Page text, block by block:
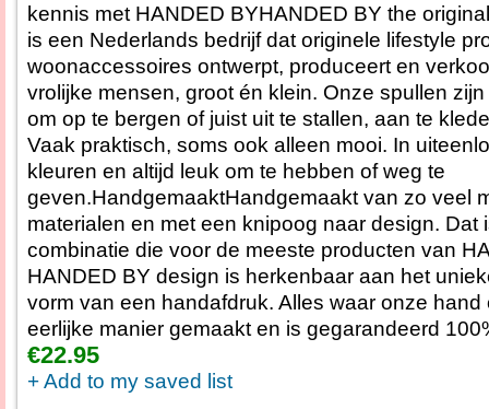
kennis met HANDED BYHANDED BY the
is een Nederlands bedrijf dat originele lifestyle
woonaccessoires ontwerpt, produceert en
vrolijke mensen, groot én klein. Onze spullen
om op te bergen of juist uit te stallen, aan te
Vaak praktisch, soms ook alleen mooi. In
kleuren en altijd leuk om te hebben of weg te
geven.HandgemaaktHandgemaakt van zo veel
materialen en met een knipoog naar design. Dat
combinatie die voor de meeste producten van
HANDED BY design is herkenbaar aan het
vorm van een handafdruk. Alles waar onze
eerlijke manier gemaakt en is gegarandeerd
€22.95
+ Add to my saved list